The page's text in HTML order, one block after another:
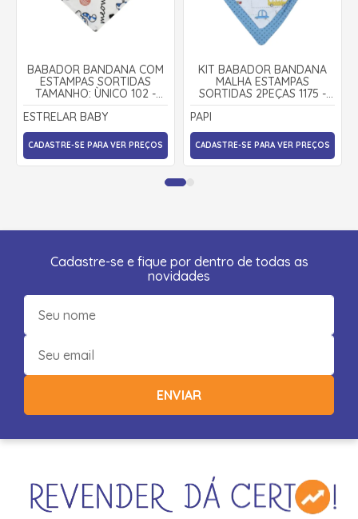
BABADOR BANDANA COM
ESTAMPAS SORTIDAS
TAMANHO: ÙNICO 102 -
ESTRELAR BABY
ESTRELAR BABY
CADASTRE-SE PARA VER PREÇOS
KIT BABADOR BANDANA
MALHA ESTAMPAS
SORTIDAS 2PEÇAS 1175 -
PAPI
PAPI
CADASTRE-SE PARA VER PREÇOS
Cadastre-se e fique por dentro de todas as
novidades
ENVIAR